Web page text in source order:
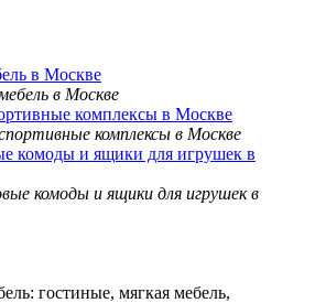
в Москве
комплексы в Москве
комоды и ящики для игрушек в
гостиные, мягкая мебель,